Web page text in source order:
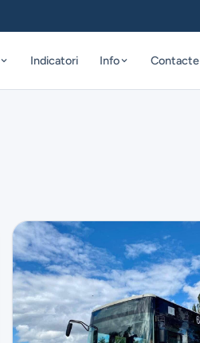
Indicatori Info Contacte